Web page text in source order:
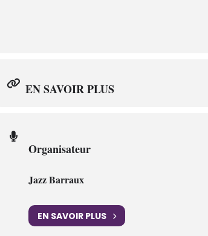
EN SAVOIR PLUS
Organisateur
Jazz Barraux
EN SAVOIR PLUS